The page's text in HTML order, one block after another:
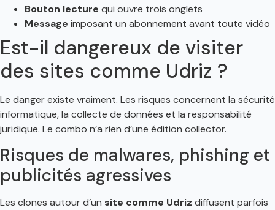
Bouton lecture qui ouvre trois onglets
Message imposant un abonnement avant toute vidéo
Est-il dangereux de visiter
des sites comme Udriz ?
Le danger existe vraiment. Les risques concernent la sécurité
informatique, la collecte de données et la responsabilité
juridique. Le combo n’a rien d’une édition collector.
Risques de malwares, phishing et
publicités agressives
Les clones autour d’un site comme Udriz diffusent parfois